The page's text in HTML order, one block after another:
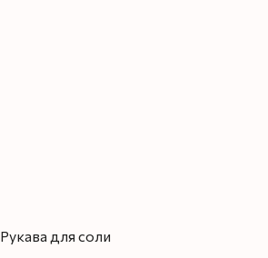
Рукава для соли